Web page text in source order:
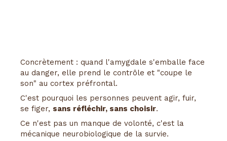
Concrètement : quand l'amygdale s'emballe face
au danger, elle prend le contrôle et "coupe le
son" au cortex préfrontal.
C'est pourquoi les personnes peuvent agir, fuir,
se figer, sans réfléchir, sans choisir.
Ce n'est pas un manque de volonté, c'est la
mécanique neurobiologique de la survie.